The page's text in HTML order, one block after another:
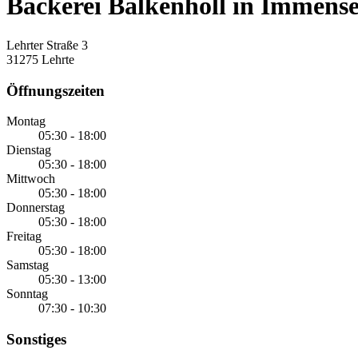
Bäckerei Balkenholl in
Lehrter Straße 3
31275 Lehrte
Öffnungszeiten
Montag
05:30 - 18:00
Dienstag
05:30 - 18:00
Mittwoch
05:30 - 18:00
Donnerstag
05:30 - 18:00
Freitag
05:30 - 18:00
Samstag
05:30 - 13:00
Sonntag
07:30 - 10:30
Sonstiges